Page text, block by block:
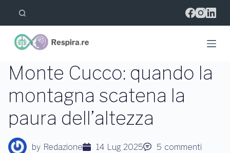
l
l
c
n
t
n
u
t
o
Monte Cucco: quando la
montagna scatena la
paura dell’altezza
by Redazione 14 Lug 2025 5 commenti